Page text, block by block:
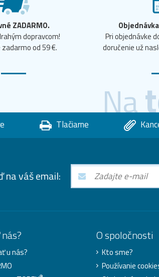
ZADARMO.
dopravcom!
od 59 €.
Pri objednávke
doručenie už
Na
Tlačiarne
na váš email:
u nás?
O spoločnosti
Kto sme?
Používanie